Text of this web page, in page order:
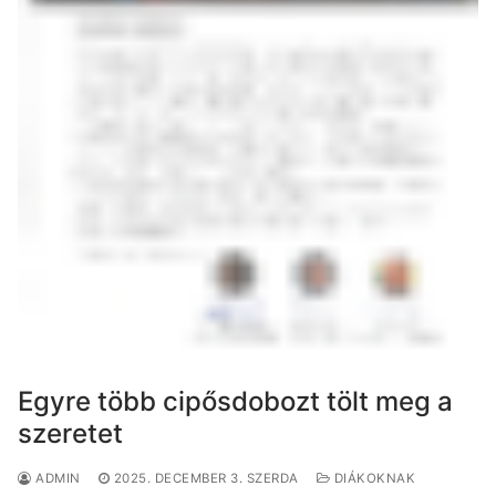
Egyre több cipősdobozt tölt meg a
szeretet
ADMIN 2025. DECEMBER 3. SZERDA DIÁKOKNAK